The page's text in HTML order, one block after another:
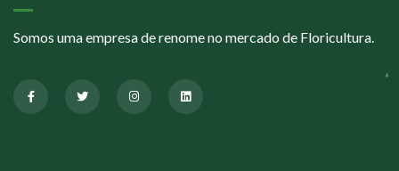
Somos uma empresa de renome no mercado de Floricultura.